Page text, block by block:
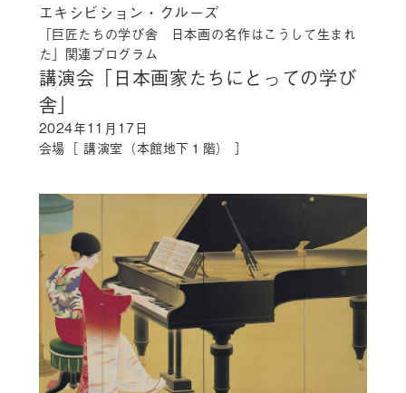
エキシビション・クルーズ
「巨匠たちの学び舎 日本画の名作はこうして生まれ
た」関連プログラム
講演会「日本画家たちにとっての学び
舎」
2024年11月17日
会場［ 講演室（本館地下１階） ］